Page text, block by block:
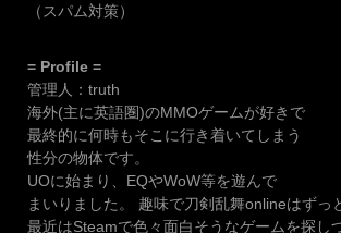
（スパム対策）
= Profile =
管理人：truth
海外(主に英語圏)のMMOゲームが好きで
最終的に何時もそこに行き着いてしまう
性分の物体です。
UOに始まり、EQやWoW等を遊んで
まいりました。 趣味で刀剣乱舞onlineはずっ
最近はSteamで色々面白そうなゲームを探し